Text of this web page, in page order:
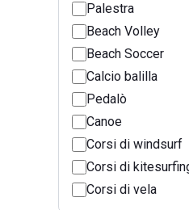
Palestra
Beach Volley
Beach Soccer
Calcio balilla
Pedalò
Canoe
Corsi di windsurf
Corsi di
Corsi di vela